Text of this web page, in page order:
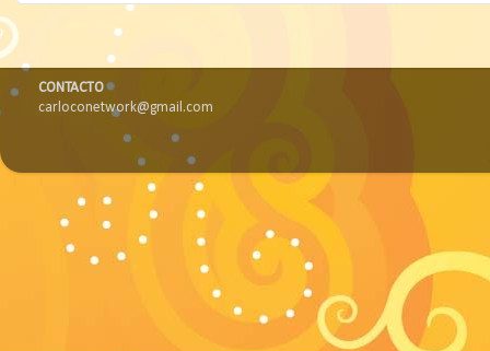
CONTACTO
carloconetwork@gmail.com